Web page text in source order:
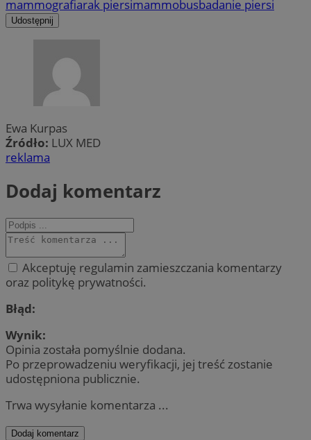
mammografiarak piersimammobusbadanie piersi
Udostępnij
Ewa Kurpas
Źródło: LUX MED
reklama
Dodaj komentarz
Akceptuję regulamin zamieszczania komentarzy
oraz politykę prywatności.
Błąd:
Wynik:
Opinia została pomyślnie dodana.
Po przeprowadzeniu weryfikacji, jej treść zostanie
udostępniona publicznie.
Trwa wysyłanie komentarza ...
Dodaj komentarz